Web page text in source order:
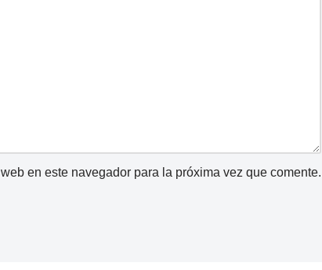
en este navegador para la próxima vez que comente.